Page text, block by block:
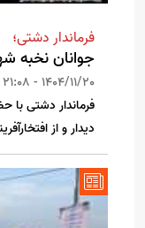
فرماندار دشتی؛
جوانان نخبه
1404/11/20 - 21:08
فرماندار دشتی با
دیدار و از